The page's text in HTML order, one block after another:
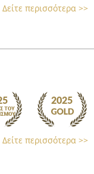
Δείτε περισσότερα >>
Δείτε περισσότερα >>